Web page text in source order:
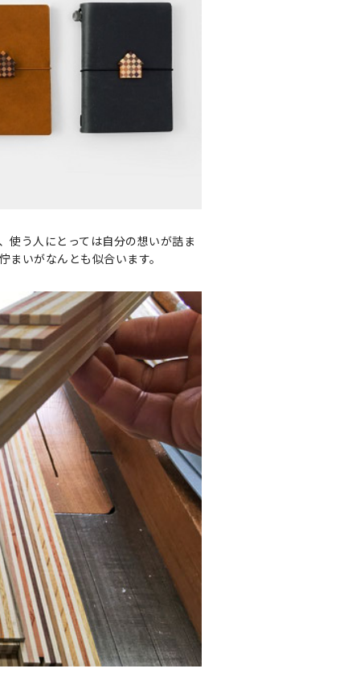
使う人にとっては自分の想いが詰ま
いがなんとも似合います。